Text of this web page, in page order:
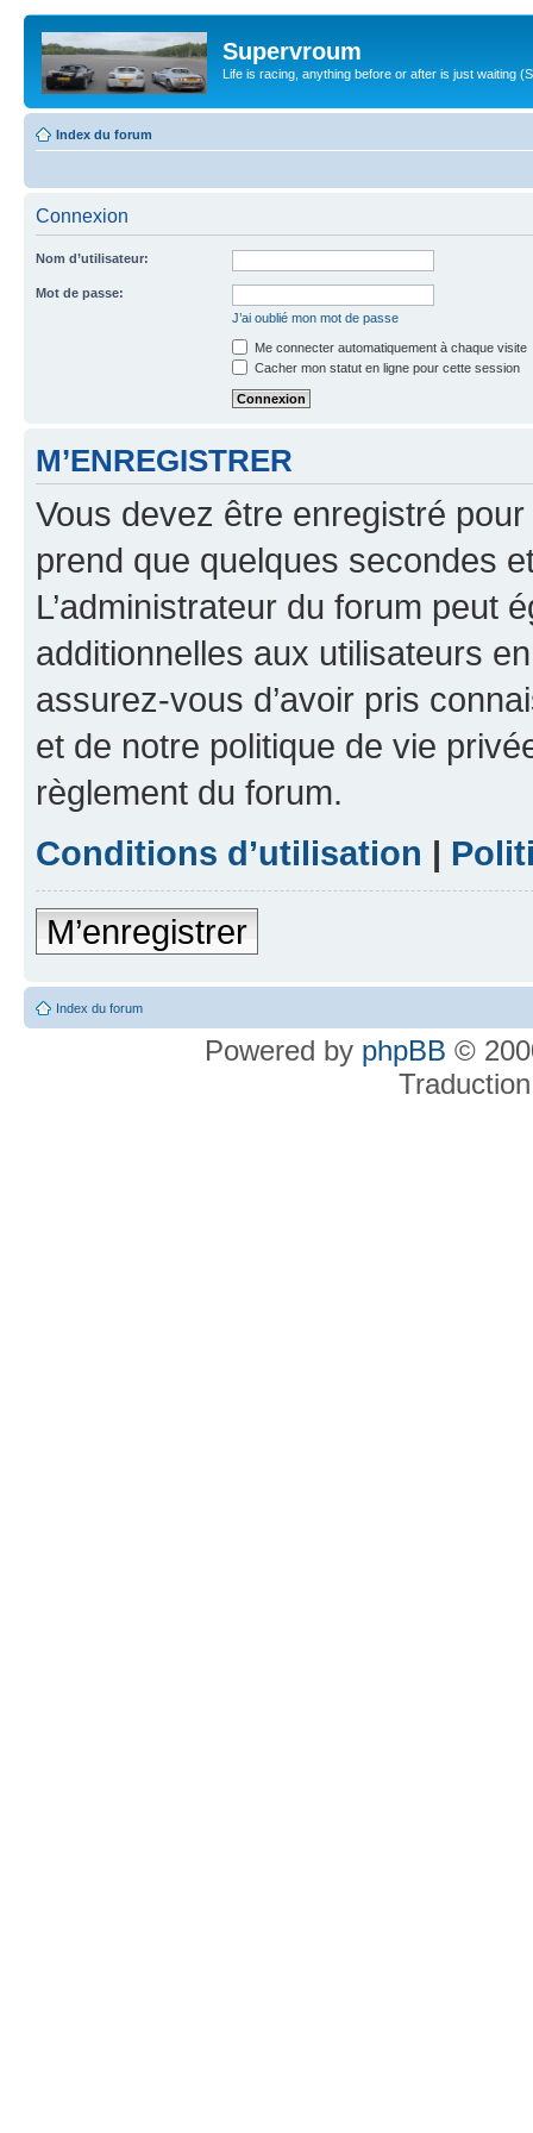
Supervroum
Life is racing, anything before or after is just waiting
Index du forum
Connexion
Nom d’utilisateur:
Mot de passe:
J’ai oublié mon mot de passe
Me connecter automatiquement à chaque visite
Cacher mon statut en ligne pour cette session
M’ENREGISTRER
Vous devez être enregistré
prend que quelques secondes
L’administrateur du forum peut
additionnelles aux utilisateurs
assurez-vous d’avoir pris
et de notre politique de vie
règlement du forum.
Conditions d’utilisation |
M’enregistrer
Index du forum
Powered by phpBB ©